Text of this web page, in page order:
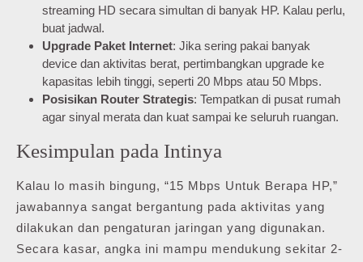
streaming HD secara simultan di banyak HP. Kalau perlu,
buat jadwal.
Upgrade Paket Internet: Jika sering pakai banyak
device dan aktivitas berat, pertimbangkan upgrade ke
kapasitas lebih tinggi, seperti 20 Mbps atau 50 Mbps.
Posisikan Router Strategis: Tempatkan di pusat rumah
agar sinyal merata dan kuat sampai ke seluruh ruangan.
Kesimpulan pada Intinya
Kalau lo masih bingung, “15 Mbps Untuk Berapa HP,”
jawabannya sangat bergantung pada aktivitas yang
dilakukan dan pengaturan jaringan yang digunakan.
Secara kasar, angka ini mampu mendukung sekitar 2-